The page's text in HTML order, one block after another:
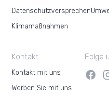
Datenschutzversprechen
Klimamaßnahmen
Kontakt
Kontakt mit uns
Werben Sie mit uns
Folge